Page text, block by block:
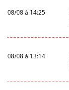
08/08 à 14:25
08/08 à 13:14